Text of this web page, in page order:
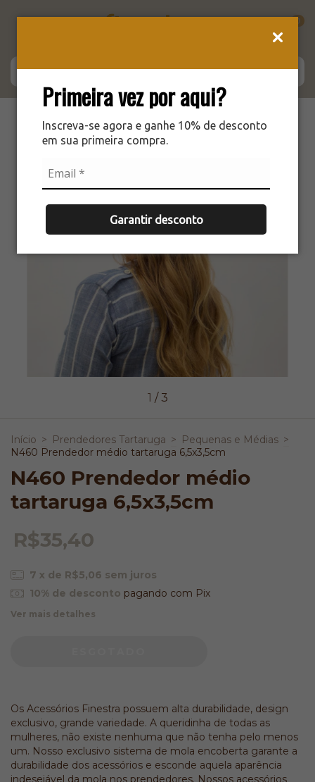
Primeira vez por aqui?
Inscreva-se agora e ganhe 10% de desconto
em sua primeira compra.
Garantir desconto
0
ESGOTADO
1 / 3
Início > Prendedores Tartaruga > Pequenas e Médias >
N460 Prendedor médio tartaruga 6,5x3,5cm
N460 Prendedor médio
tartaruga 6,5x3,5cm
R$35,40
7 x de R$5,06 sem juros
10% de desconto pagando com Pix
Ver mais detalhes
Os Acessórios Finestra possuem alta durabilidade, design
exclusivo, grande variedade. A queridinha de todas as
mulheres, não existe nenhuma que não tenha pelo menos
um. Nosso exclusivo sistema de mola encoberta garante a
durabilidade dos acessórios e esconde aquela aparência
indesejável da mola nos prendedores. Nossos acessórios